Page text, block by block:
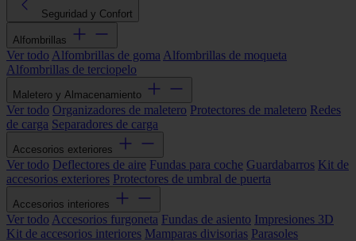
Seguridad y Confort
Alfombrillas
Ver todo Alfombrillas de goma Alfombrillas de moqueta
Alfombrillas de terciopelo
Maletero y Almacenamiento
Ver todo Organizadores de maletero Protectores de maletero Redes
de carga Separadores de carga
Accesorios exteriores
Ver todo Deflectores de aire Fundas para coche Guardabarros Kit de
accesorios exteriores Protectores de umbral de puerta
Accesorios interiores
Ver todo Accesorios furgoneta Fundas de asiento Impresiones 3D
Kit de accesorios interiores Mamparas divisorias Parasoles